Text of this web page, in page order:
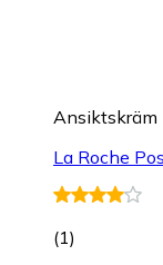
Ansiktskräm
La Roche
(1)